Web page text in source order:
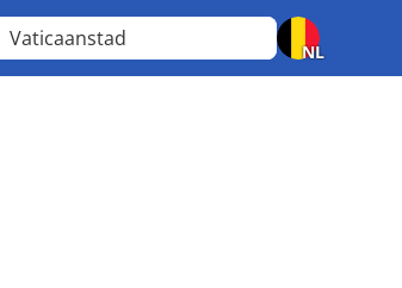
Vaticaanstad
NL